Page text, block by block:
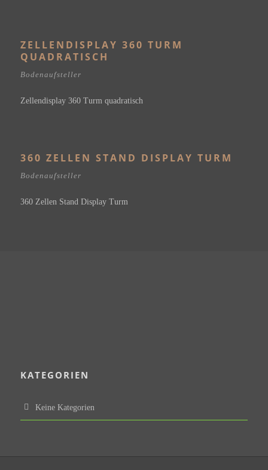
ZELLENDISPLAY 360 TURM
QUADRATISCH
Bodenaufsteller
Zellendisplay 360 Turm quadratisch
360 ZELLEN STAND DISPLAY TURM
Bodenaufsteller
360 Zellen Stand Display Turm
KATEGORIEN
Keine Kategorien